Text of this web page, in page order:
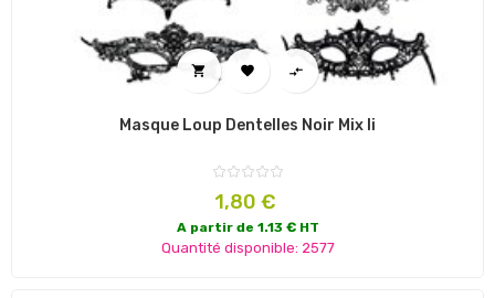
  
Masque Loup Dentelles Noir Mix Ii
Prix
1,80 €
A partir de 1.13 € HT
Quantité disponible: 2577